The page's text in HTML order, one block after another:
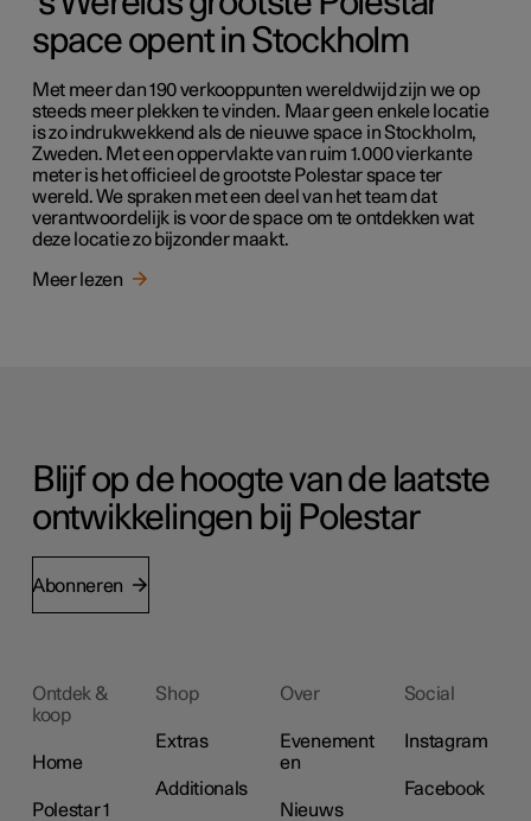
space opent in Stockholm
Met meer dan 190 verkooppunten wereldwijd zijn we op
steeds meer plekken te vinden. Maar geen enkele locatie
is zo indrukwekkend als de nieuwe space in Stockholm,
Zweden. Met een oppervlakte van ruim 1.000 vierkante
meter is het officieel de grootste Polestar space ter
wereld. We spraken met een deel van het team dat
verantwoordelijk is voor de space om te ontdekken wat
deze locatie zo bijzonder maakt.
Meer lezen
Blijf op de hoogte van de laatste
ontwikkelingen bij Polestar
Abonneren
Ontdek &
koop
Home
Polestar 1
Shop
Extras
Additionals
Over
Evenement
en
Nieuws
Social
Instagram
Facebook